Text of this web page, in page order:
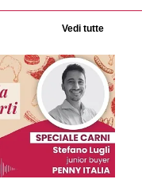
Vedi tutte